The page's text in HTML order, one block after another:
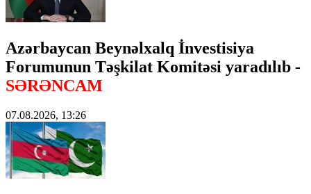
Azərbaycan Beynəlxalq İnvestisiya
Forumunun Təşkilat Komitəsi yaradılıb -
SƏRƏNCAM
07.08.2026, 13:26